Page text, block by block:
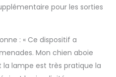
pour les sorties
: « Ce dispositif a
Mon chien aboie
lampe est très pratique la